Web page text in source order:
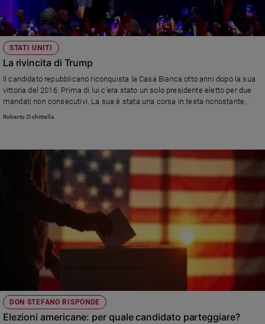
STATI UNITI
La rivincita di Trump
Il candidato repubblicano riconquista la Casa Bianca otto anni dopo la sua
vittoria del 2016. Prima di lui c’era stato un solo presidente eletto per due
mandati non consecutivi. La sua è stata una corsa in testa nonostante
l'incertezza della vigilia
Roberto Zichittella
DON STEFANO RISPONDE
Elezioni americane: per quale candidato parteggiare?